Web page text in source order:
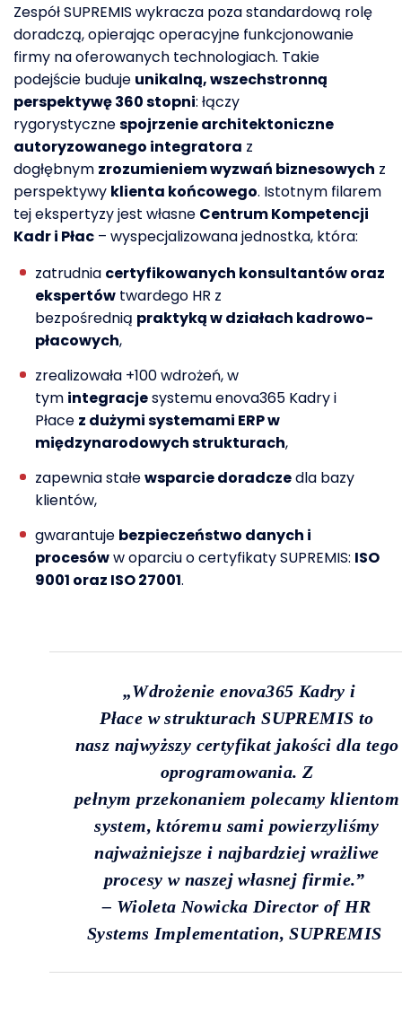
Zespół SUPREMIS wykracza poza standardową rolę
doradczą, opierając operacyjne funkcjonowanie
firmy na oferowanych technologiach. Takie
podejście buduje unikalną, wszechstronną
perspektywę 360 stopni: łączy
rygorystycznespojrzenie architektoniczne
autoryzowanego integratora z
dogłębnym zrozumieniem wyzwań biznesowych z
perspektywy klienta końcowego. Istotnym filarem
tej ekspertyzy jest własne Centrum Kompetencji
Kadr i Płac – wyspecjalizowana jednostka, która:
zatrudnia certyfikowanych konsultantów oraz
ekspertów twardego HR z
bezpośrednią praktyką w działach kadrowo-
płacowych,
zrealizowała +100 wdrożeń, w
tym integracjesystemu enova365 Kadry i
Płace z dużymi systemami ERP w
międzynarodowych strukturach,
zapewnia stałewsparcie doradczedla bazy
klientów,
gwarantuje bezpieczeństwo danych i
procesóww oparciu o certyfikaty SUPREMIS: ISO
9001 oraz ISO 27001.
„Wdrożenie enova365 Kadry i
Płace w strukturach SUPREMIS to
nasz najwyższy certyfikat jakości dla tego
oprogramowania. Z
pełnym przekonaniem polecamy klientom
system, któremu sami powierzyliśmy
najważniejsze i najbardziej wrażliwe
procesy w naszej własnej firmie.”
– Wioleta Nowicka Director of HR
Systems Implementation, SUPREMIS